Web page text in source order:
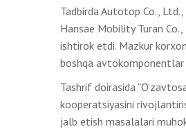
Tadbirda Autotop Co.,
Hansae Mobility Turan
ishtirok etdi. Mazkur
boshqa avtokomponentlar
Tashrif doirasida
kooperatsiyasini
jalb etish masalalari